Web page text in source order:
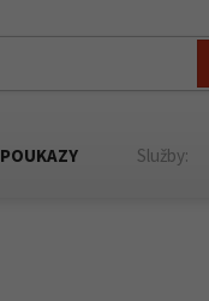
POUKAZY Služby: